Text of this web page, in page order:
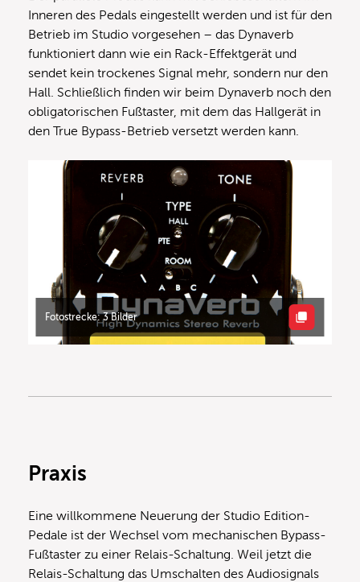
Inneren des Pedals eingestellt werden und ist für den
Betrieb im Studio vorgesehen – das Dynaverb
funktioniert dann wie ein Rack-Effektgerät und
sendet kein trockenes Signal mehr, sondern nur den
Hall. Schließlich finden wir beim Dynaverb noch den
obligatorischen Fußtaster, mit dem das Hallgerät in
den True Bypass-Betrieb versetzt werden kann.
Fotostrecke: 3 Bilder
Praxis
Eine willkommene Neuerung der Studio Edition-
Pedale ist der Wechsel vom mechanischen Bypass-
Fußtaster zu einer Relais-Schaltung. Weil jetzt die
Relais-Schaltung das Umschalten des Audiosignals